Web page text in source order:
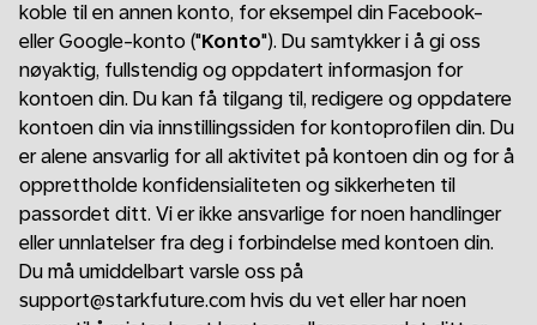
koble til en annen konto, for eksempel din Facebook-
eller Google-konto ("Konto"). Du samtykker i å gi oss
nøyaktig, fullstendig og oppdatert informasjon for
kontoen din. Du kan få tilgang til, redigere og oppdatere
kontoen din via innstillingssiden for kontoprofilen din. Du
er alene ansvarlig for all aktivitet på kontoen din og for å
opprettholde konfidensialiteten og sikkerheten til
passordet ditt. Vi er ikke ansvarlige for noen handlinger
eller unnlatelser fra deg i forbindelse med kontoen din.
Du må umiddelbart varsle oss på
support@starkfuture.com hvis du vet eller har noen